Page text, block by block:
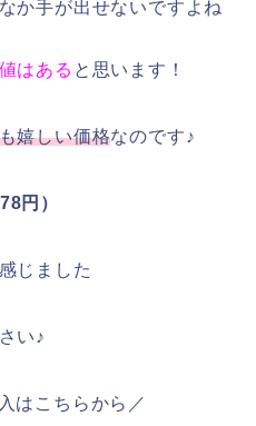
か手が出せないですよね
はある と思います！
嬉しい価格なのです♪
円）
じました
い♪
はこちらから／